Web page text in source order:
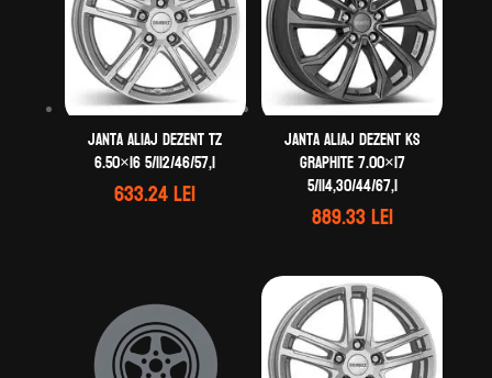
Janta aliaj DEZENT TZ
6.50×16 5/112/46/57,1
633.24lei
Janta aliaj DEZENT KS
graphite 7.00×17
5/114,30/44/67,1
889.33lei